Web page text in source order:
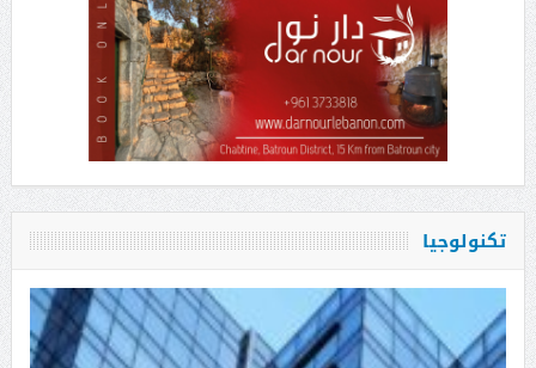
تكنولوجيا